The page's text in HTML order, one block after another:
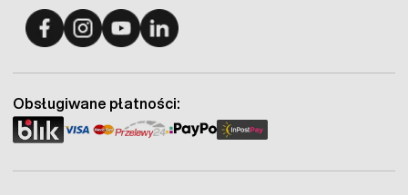
Obsługiwane płatności: